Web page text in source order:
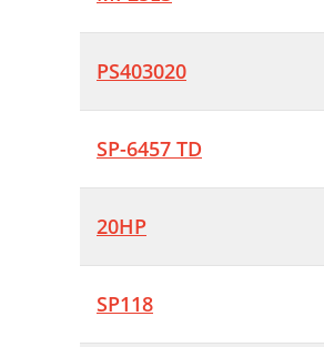
PS403020
SP-6457 TD
20HP
SP118